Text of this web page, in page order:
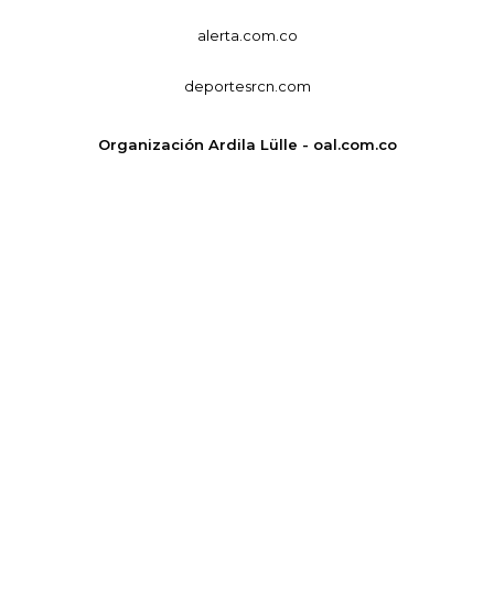
alerta.com.co
deportesrcn.com
Organización Ardila Lülle - oal.com.co